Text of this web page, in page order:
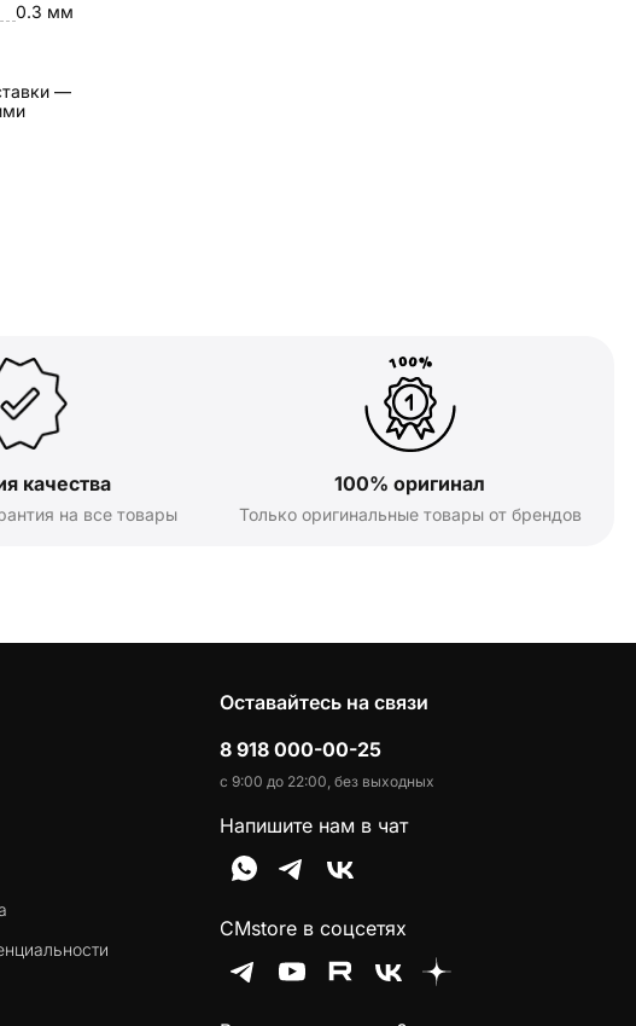
0.3 мм
—
качества
на все товары
100% оригинал
Только оригинальные товары от брендов
Оставайтесь на связи
8 918 000-00-25
с 9:00 до 22:00, без выходных
Напишите нам в чат
CMstore в соцсетях